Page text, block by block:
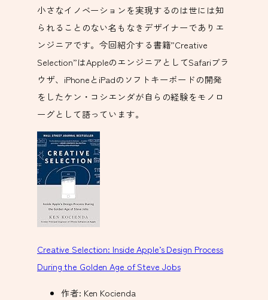
小さなイノベーションを実現するのは世には知
られることのない名もなきデザイナーでありエ
ンジニアです。今回紹介する書籍”Creative
Selection”はAppleのエンジニアとしてSafariブラ
ウザ、iPhoneとiPadのソフトキーボードの開発
をしたケン・コシエンダが自らの経験をモノロ
ーグとして語っています。
Creative Selection: Inside Apple’s Design Process
During the Golden Age of Steve Jobs
作者: Ken Kocienda